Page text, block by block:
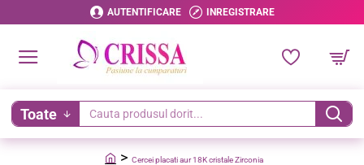
AUTENTIFICARE INREGISTRARE
Toate
Cauta
produsul
Cercei placati aur 18K cristale Zirconia